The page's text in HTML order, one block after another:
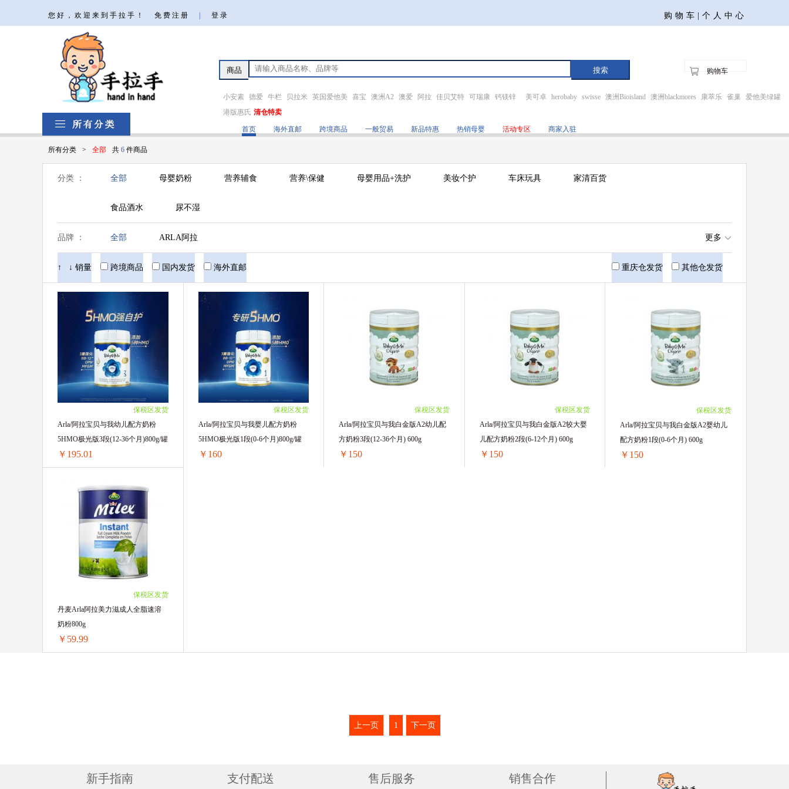
您好，欢迎来到手拉手！ 免费注册 登录 个人中心
购物车|
小安素 德爱 牛栏 贝拉米 英国爱他美 喜宝 澳洲A2 澳爱 阿拉 佳贝艾特 可瑞康 钙镁锌 美可卓 herobaby swisse 澳洲Bioisland 澳洲blackmores 康萃乐 雀巢
爱他美绿罐
港版惠氏 清仓特卖
购物车
首页 海外直邮 跨境商品 一般贸易 新品特惠 热销母婴 活动专区 商家入驻
所有分类 > 全部 共 6 件商品
分类 ： 全部 母婴奶粉 营养辅食 营养\保健 母婴用品+洗护 美妆个护 车床玩具 家清百货
食品酒水 尿不湿
品牌 ： 全部 ARLA阿拉 更多
↑ ↓ 销量 跨境商品 国内发货 海外直邮 其他仓发货
重庆仓发货
保税区发货
Arla/阿拉宝贝与我幼儿配方奶粉
5HMO极光版3段(12-36个月)800g/罐
￥195.01
1罐装 ￥198.01(￥198.01/单罐)
2罐装 ￥390.02(￥195.01/单罐)
3罐装 ￥585.03(￥195.01/单罐)
4罐装 ￥780.04(￥195.01/单罐)
5罐装 ￥975.05(￥195.01/单罐)
6罐装 ￥1170.06(￥195.01/单罐)
保税区发货
Arla/阿拉宝贝与我婴儿配方奶粉
5HMO极光版1段(0-6个月)800g/罐
￥160
保税区发货
Arla/阿拉宝贝与我白金版A2幼儿配
方奶粉3段(12-36个月) 600g
￥150
保税区发货
Arla/阿拉宝贝与我白金版A2较大婴
儿配方奶粉2段(6-12个月) 600g
￥150
保税区发货
Arla/阿拉宝贝与我白金版A2婴幼儿
配方奶粉1段(0-6个月) 600g
￥150
保税区发货
丹麦Arla阿拉美力滋成人全脂速溶
奶粉800g
￥59.99
上一页 1 下一页
新手指南 支付配送 售后服务 销售合作